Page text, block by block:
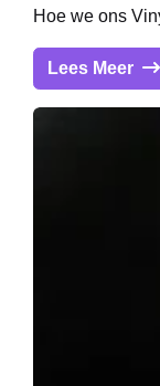
Hoe we ons
Lees Meer